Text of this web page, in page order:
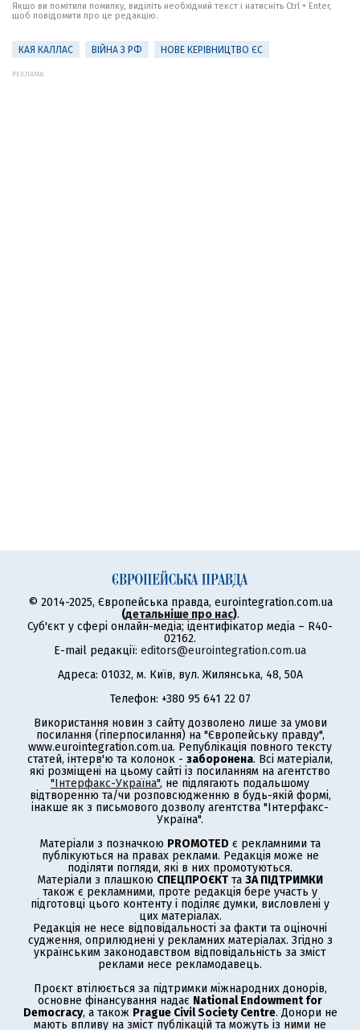
Якщо ви помітили помилку, виділіть необхідний текст і натисніть Ctrl + Enter,
щоб повідомити про це редакцію.
КАЯ КАЛЛАС ВІЙНА З РФ НОВЕ КЕРІВНИЦТВО ЄС
РЕКЛАМА:
© 2014-2025, Європейська правда, eurointegration.com.ua
(детальніше про нас).
Суб'єкт у сфері онлайн-медіа; ідентифікатор медіа – R40-
02162.
E-mail редакції: editors@eurointegration.com.ua
Адреса: 01032, м. Київ, вул. Жилянська, 48, 50А
Телефон: +380 95 641 22 07
Використання новин з сайту дозволено лише за умови
посилання (гіперпосилання) на "Європейську правду",
www.eurointegration.com.ua. Републікація повного тексту
статей, інтерв'ю та колонок - заборонена. Всі матеріали,
які розміщені на цьому сайті із посиланням на агентство
"Інтерфакс-Україна", не підлягають подальшому
відтворенню та/чи розповсюдженню в будь-якій формі,
інакше як з письмового дозволу агентства "Інтерфакс-
Україна".
Матеріали з позначкою PROMOTED є рекламними та
публікуються на правах реклами. Редакція може не
поділяти погляди, які в них промотуються.
Матеріали з плашкою СПЕЦПРОЄКТ та ЗА ПІДТРИМКИ
також є рекламними, проте редакція бере участь у
підготовці цього контенту і поділяє думки, висловлені у
цих матеріалах.
Редакція не несе відповідальності за факти та оціночні
судження, оприлюднені у рекламних матеріалах. Згідно з
українським законодавством відповідальність за зміст
реклами несе рекламодавець.
Проєкт втілюється за підтримки міжнародних донорів,
основне фінансування надає National Endowment for
Democracy, а також Prague Civil Society Centre. Донори не
мають впливу на зміст публікацій та можуть із ними не